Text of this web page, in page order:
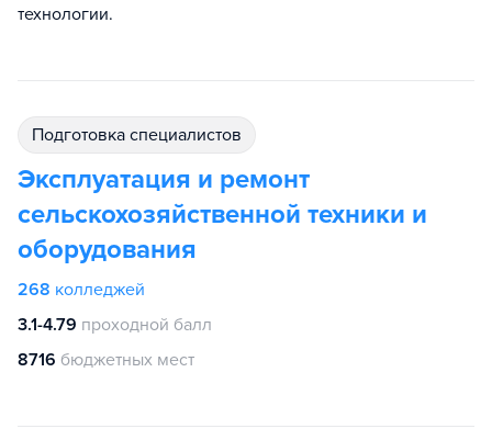
технологии.
подготовка специалистов
Эксплуатация и ремонт
сельскохозяйственной техники и
оборудования
268 колледжей
3.1-4.79 проходной балл
8716 бюджетных мест